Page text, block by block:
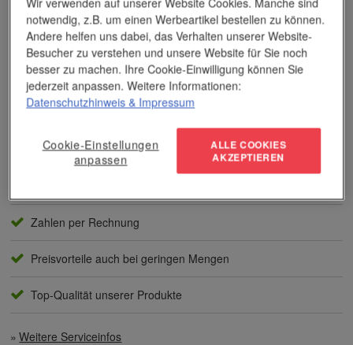
Das Unternehmen verfügt über jahrzehntelange Erfahrung im
Bereich der Werbemittelveredelung und im Werbeartikel-Markt.
Dieses Wissen kommt unseren Kunden tagtäglich zugute,
insbesondere wenn es um professionellenWerbedruck
andere Veredelungsverfahren geht.
Unser Service
Zahlen per Rechnung
Preisvorteile auch bei geringen Mengen
Top-Qualität unserer Produkte
Weitere Serviceinfos
notwendig, z.B. um einen Werbeartikel bestellen zu können.
Andere helfen uns dabei, das Verhalten unserer Website-
Besucher zu verstehen und unsere Website für Sie noch
besser zu machen. Ihre Cookie-Einwilligung können Sie
jederzeit anpassen. Weitere Informationen:
Datenschutzhinweis & Impressum
Cookie-Einstellungen
anpassen
ALLE COOKIES
AKZEPTIEREN